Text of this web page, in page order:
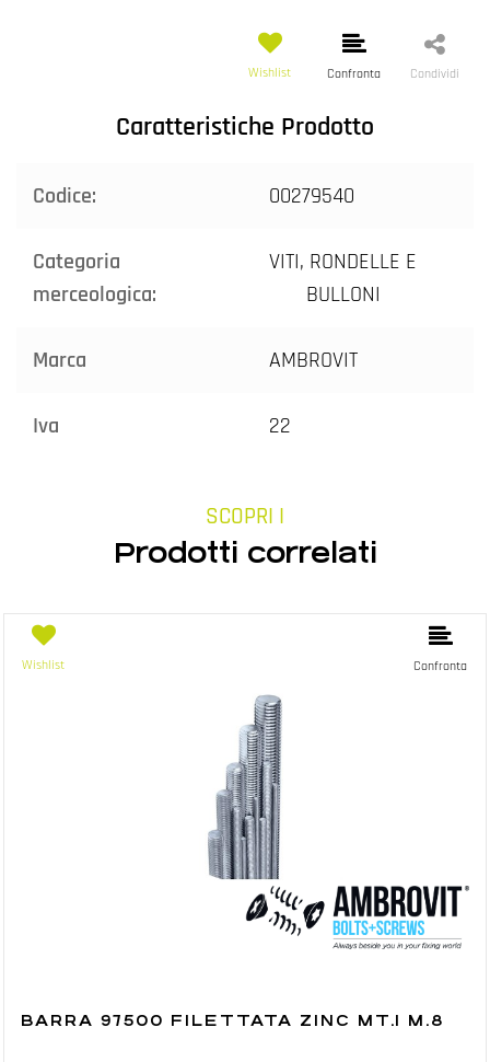
Wishlist Confronta Condividi
Caratteristiche Prodotto
Codice: 00279540
Categoria
merceologica:
VITI, RONDELLE E
BULLONI
Marca AMBROVIT
Iva 22
SCOPRI I
Prodotti correlati
Wishlist Confronta
BARRA 97500 FILETTATA ZINC MT.1 M.8